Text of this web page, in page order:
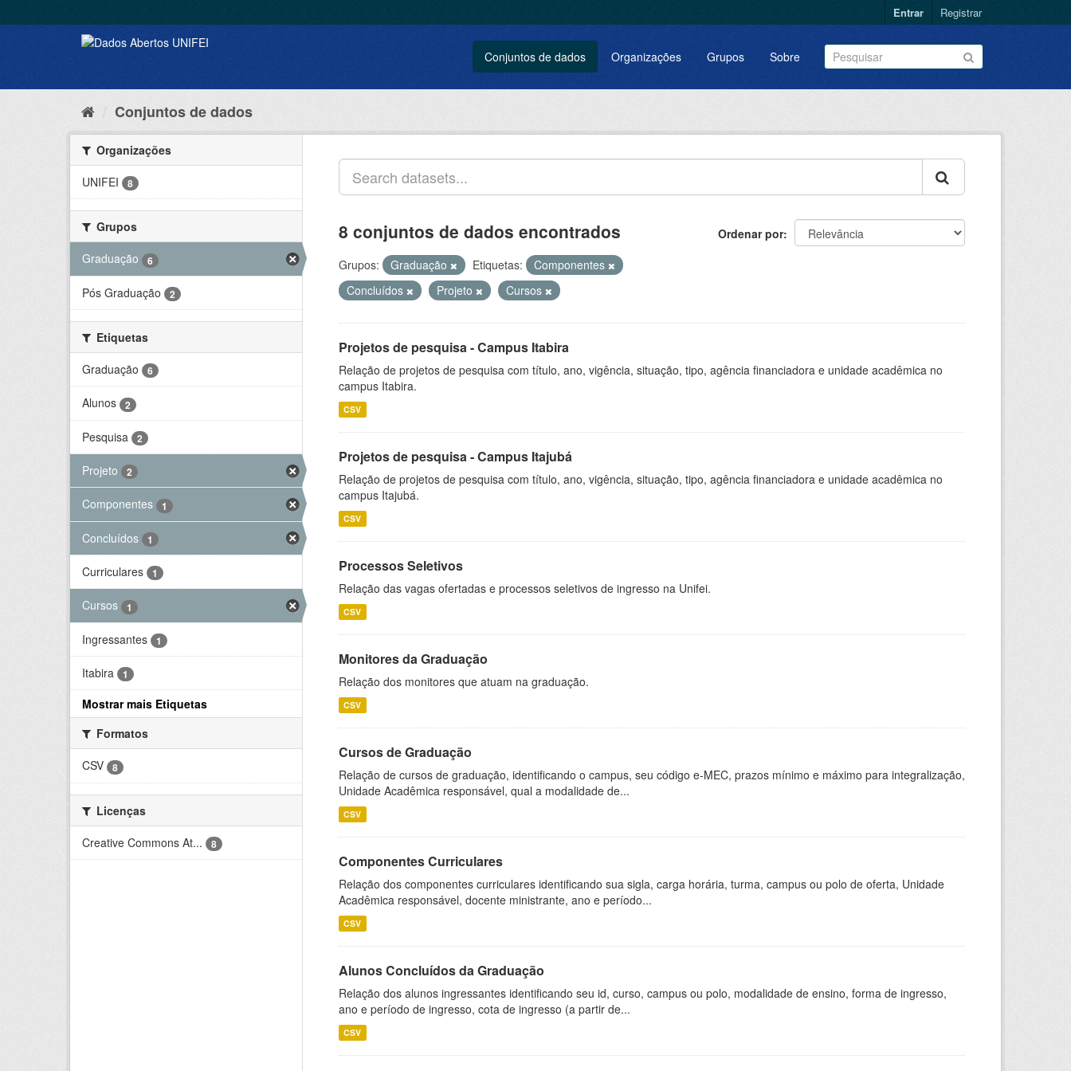
Entrar Registrar
Conjuntos de dados Organizações Grupos Sobre
Conjuntos de dados
Organizações
UNIFEI
8
Grupos
Graduação
6
Pós Graduação 2
Etiquetas
Graduação
6
Alunos 2
Pesquisa 2
Projeto 2
Componentes 1
Concluídos 1
Curriculares 1
Cursos 1
Ingressantes 1
Itabira 1
Mostrar mais Etiquetas
Formatos
CSV
8
Licenças
Creative Commons At...
8
Ordenar por
8 conjuntos de dados encontrados
Grupos: Graduação Etiquetas:
Componentes
Concluídos
Projeto Cursos
Projetos de pesquisa - Campus Itabira
Relação de projetos de pesquisa com título, ano, vigência, situação, tipo, agência financiadora e unidade acadêmica no
campus Itabira.
CSV
Projetos de pesquisa - Campus Itajubá
Relação de projetos de pesquisa com título, ano, vigência, situação, tipo, agência financiadora e unidade acadêmica no
campus Itajubá.
CSV
Processos Seletivos
Relação das vagas ofertadas e processos seletivos de ingresso na Unifei.
CSV
Monitores da Graduação
Relação dos monitores que atuam na graduação.
CSV
Cursos de Graduação
Relação de cursos de graduação, identificando o campus, seu código e-MEC, prazos mínimo e máximo para integralização,
Unidade Acadêmica responsável, qual a modalidade de...
CSV
Componentes Curriculares
Relação dos componentes curriculares identificando sua sigla, carga horária, turma, campus ou polo de oferta, Unidade
Acadêmica responsável, docente ministrante, ano e período...
CSV
Alunos Concluídos da Graduação
Relação dos alunos ingressantes identificando seu id, curso, campus ou polo, modalidade de ensino, forma de ingresso,
ano e período de ingresso, cota de ingresso (a partir de...
CSV